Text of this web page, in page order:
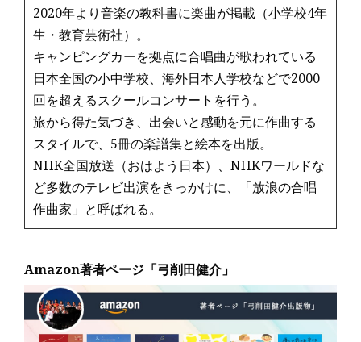
2020年より音楽の教科書に楽曲が掲載（小学校4年
生・教育芸術社）。
キャンピングカーを拠点に合唱曲が歌われている
日本全国の小中学校、海外日本人学校などで2000
回を超えるスクールコンサートを行う。
旅から得た気づき、出会いと感動を元に作曲する
スタイルで、5冊の楽譜集と絵本を出版。
NHK全国放送（おはよう日本）、NHKワールドな
ど多数のテレビ出演をきっかけに、「放浪の合唱
作曲家」と呼ばれる。
Amazon著者ページ「弓削田健介」